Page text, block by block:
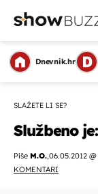
Dnevnik.hr
SLAŽETE LI SE?
Službeno
Piše M.O.,06.05.2012
KOMENTARI